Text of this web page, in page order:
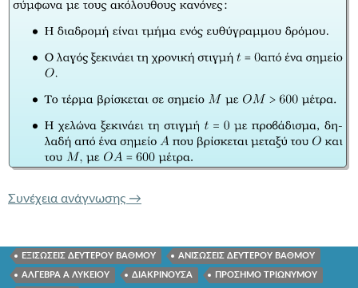
Συνέχεια ανάγνωσης ΤΡΑΠΕΖΑ ΘΕΜΑΤΩΝ 1484
→
ΕΞΙΣΩΣΕΙΣ ΔΕΥΤΕΡΟΥ ΒΑΘΜΟΥ ΑΝΙΣΩΣΕΙΣ ΔΕΥΤΕΡΟΥ ΒΑΘΜΟΥ
ΑΛΓΕΒΡΑ Α ΛΥΚΕΙΟΥ ΔΙΑΚΡΙΝΟΥΣΑ ΠΡΟΣΗΜΟ ΤΡΙΩΝΥΜΟΥ